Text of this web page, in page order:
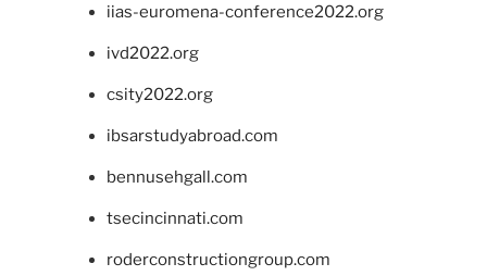
iias-euromena-conference2022.org
ivd2022.org
csity2022.org
ibsarstudyabroad.com
bennusehgall.com
tsecincinnati.com
roderconstructiongroup.com